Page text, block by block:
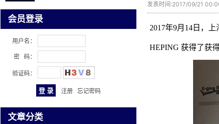
会员登录
用户名：
密 码：
验证码：
注册 忘记密码
文章分类
发表时间:2017/09/21
2017年9月14日，
HEPING 获得了获